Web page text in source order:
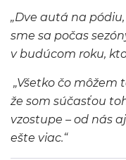
„Dve autá na
sme sa počas
v budúcom roku,
„Všetko čo môžem
že som súčasťou
vzostupe – od nás
ešte viac.“